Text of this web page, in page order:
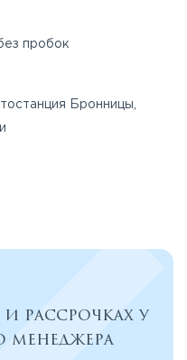
пробок
Бронницы,
рассрочках у
менеджера